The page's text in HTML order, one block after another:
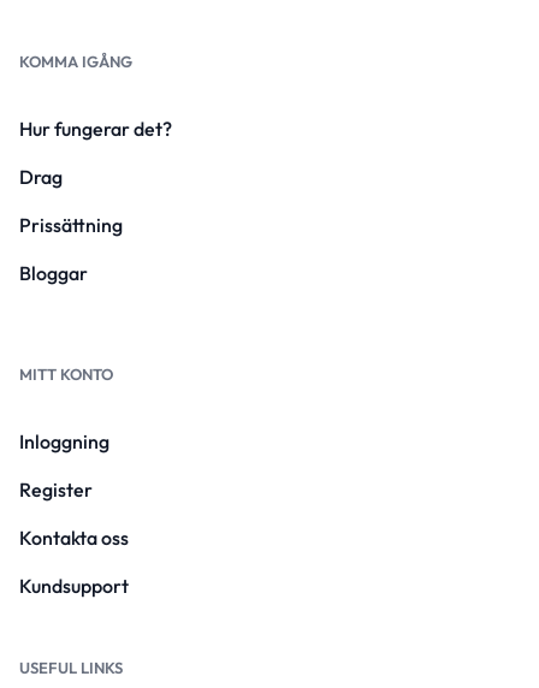
KOMMA IGÅNG
Hur fungerar det?
Drag
Prissättning
Bloggar
MITT KONTO
Inloggning
Register
Kontakta oss
Kundsupport
USEFUL LINKS